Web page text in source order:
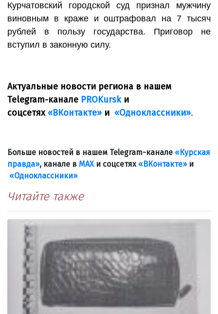
Курчатовский городской суд признал мужчину
виновным в краже и оштрафовал на 7 тысяч
рублей в пользу государства. Приговор не
вступил в законную силу.
Актуальные новости региона в нашем
Telegram-канале PROKurskи
соцсетях «ВКонтакте» и «Одноклассники».
Больше новостей в нашем Telegram-канале «Курская
правда», канале в МАХи соцсетях «ВКонтакте»и
«Одноклассники».
Читайте также